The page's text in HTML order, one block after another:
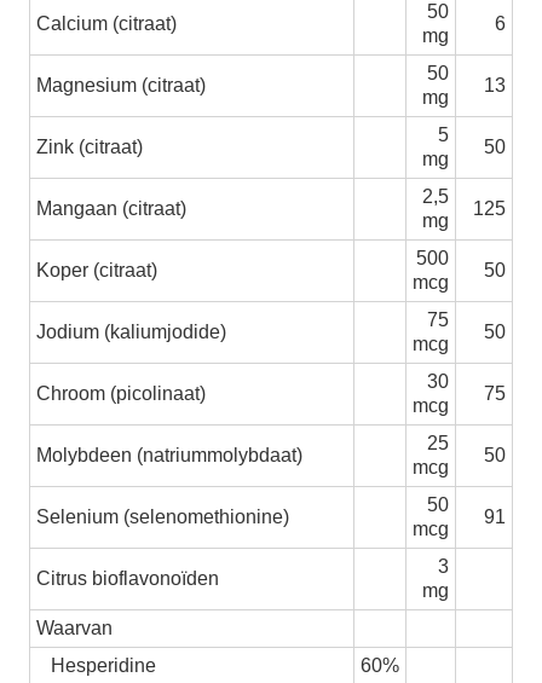
Calcium (citraat)
50
mg
6
Magnesium (citraat)
50
mg
13
Zink (citraat)
5
mg
50
Mangaan (citraat)
2,5
mg
125
Koper (citraat)
500
mcg
50
Jodium (kaliumjodide)
75
mcg
50
Chroom (picolinaat)
30
mcg
75
Molybdeen (natriummolybdaat)
25
mcg
50
Selenium (selenomethionine)
50
mcg
91
Citrus bioflavonoïden
3
mg
Waarvan
Hesperidine
60%